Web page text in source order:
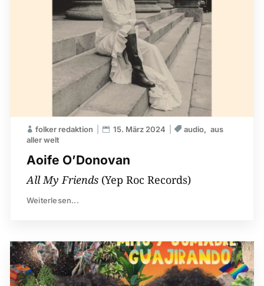
Aoife O’Donovan
folker redaktion 15. März 2024 audio
aus
aller welt
All My Friends (Yep Roc Records)
Weiterlesen...